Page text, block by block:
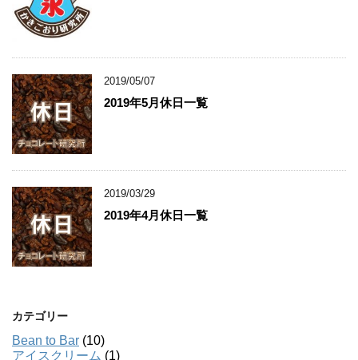
2019/05/07
2019年5月休日一覧
2019/03/29
2019年4月休日一覧
カテゴリー
Bean to Bar (10)
アイスクリーム (1)